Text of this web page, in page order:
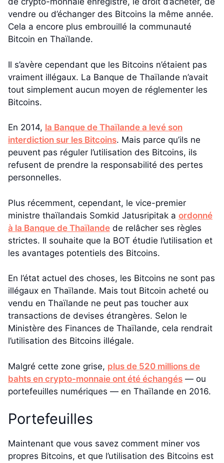
vendre ou d’échanger des Bitcoins la même année.
Cela a encore plus embrouillé la communauté
Bitcoin en Thaïlande.
Il s’avère cependant que les Bitcoins n’étaient pas
vraiment illégaux. La Banque de Thaïlande n’avait
tout simplement aucun moyen de réglementer les
Bitcoins.
En 2014, la Banque de Thaïlande a levé son
interdiction sur les Bitcoins. Mais parce qu’ils ne
peuvent pas réguler l’utilisation des Bitcoins, ils
refusent de prendre la responsabilité des pertes
personnelles.
Plus récemment, cependant, le vice-premier
ministre thaïlandais Somkid Jatusripitak a ordonné
à la Banque de Thaïlande de relâcher ses règles
strictes. Il souhaite que la BOT étudie l’utilisation et
les avantages potentiels des Bitcoins.
En l’état actuel des choses, les Bitcoins ne sont pas
illégaux en Thaïlande. Mais tout Bitcoin acheté ou
vendu en Thaïlande ne peut pas toucher aux
transactions de devises étrangères. Selon le
Ministère des Finances de Thaïlande, cela rendrait
l’utilisation des Bitcoins illégale.
Malgré cette zone grise, plus de 520 millions de
bahts en crypto-monnaie ont été échangés — ou
portefeuilles numériques — en Thaïlande en 2016.
Portefeuilles
Maintenant que vous savez comment miner vos
propres Bitcoins, et que l’utilisation des Bitcoins est